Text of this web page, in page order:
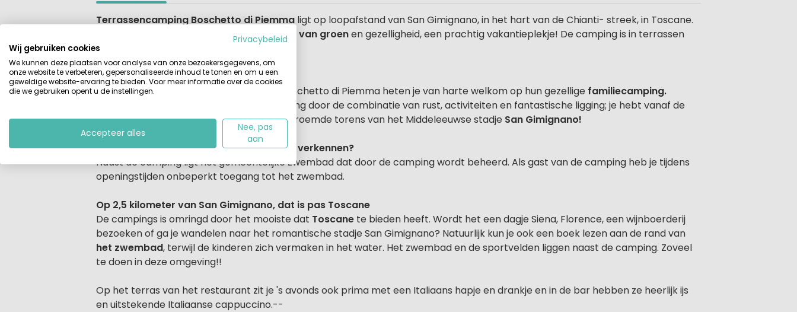
Beschrijving
Terrassencamping Boschetto di Piemma ligt op loopafstand van San Gimignano, in het hart van de Chianti- streek, in Toscane.
Camping Boschetto di Piemma is eenoase van groenen gezelligheid, een prachtig vakantieplekje! De camping is in terrassen
opgebouwd.
Gastvrije camping in Toscane
De vriendelijke eigenaren van Camping Boschetto di Piemma heten je van harte welkom op hun gezellige familiecamping.
Veel kampeerders waarderen deze camping door de combinatie van rust, activiteiten en fantastische ligging; je hebt vanaf de
camping een schitterend uitzicht op de beroemde torens van het Middeleeuwse stadje San Gimignano!
Even afkoelen na een dagje de omgeving verkennen?
Naast de camping ligt het gemeentelijke zwembad dat door de camping wordt beheerd. Als gast van de camping heb je tijdens
openingstijden onbeperkt toegang tot het zwembad.
Op 2,5 kilometer van San Gimignano, dat is pas Toscane
De campings is omringd door het mooiste dat Toscane te bieden heeft. Wordt het een dagje Siena, Florence, een wijnboerderij
bezoeken of ga je wandelen naar het romantische stadje San Gimignano? Natuurlijk kun je ook een boek lezen aan de rand van
het zwembad, terwijl de kinderen zich vermaken in het water. Het zwembad en de sportvelden liggen naast de camping. Zoveel
te doen in deze omgeving!!
Op het terras van het restaurant zit je 's avonds ook prima met een Italiaans hapje en drankje en in de bar hebben ze heerlijk ijs
en uitstekende Italiaanse cappuccino.--
Privacybeleid
Wij gebruiken cookies
We kunnen deze plaatsen voor analyse van onze bezoekersgegevens, om
onze website te verbeteren, gepersonaliseerde inhoud te tonen en om u een
geweldige website-ervaring te bieden. Voor meer informatie over de cookies
die we gebruiken opent u de instellingen.
Accepteer alles
Nee, pas
aan